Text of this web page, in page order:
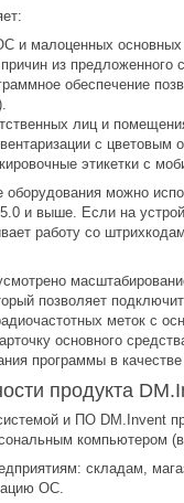
и малоценных основных
из предложенного
обеспечение
лиц и
с цветовым
этикетки с
можно
и выше. Если на
работу со
позволяет
меток с
основного
программы в
продукта
и ПО DM.Invent
компьютером
складам,
ОС.